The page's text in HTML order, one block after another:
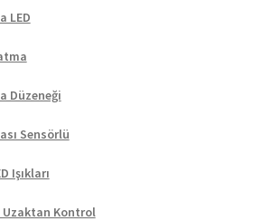
LED
Düzeneği
Sensörlü
Işıkları
Kontrol